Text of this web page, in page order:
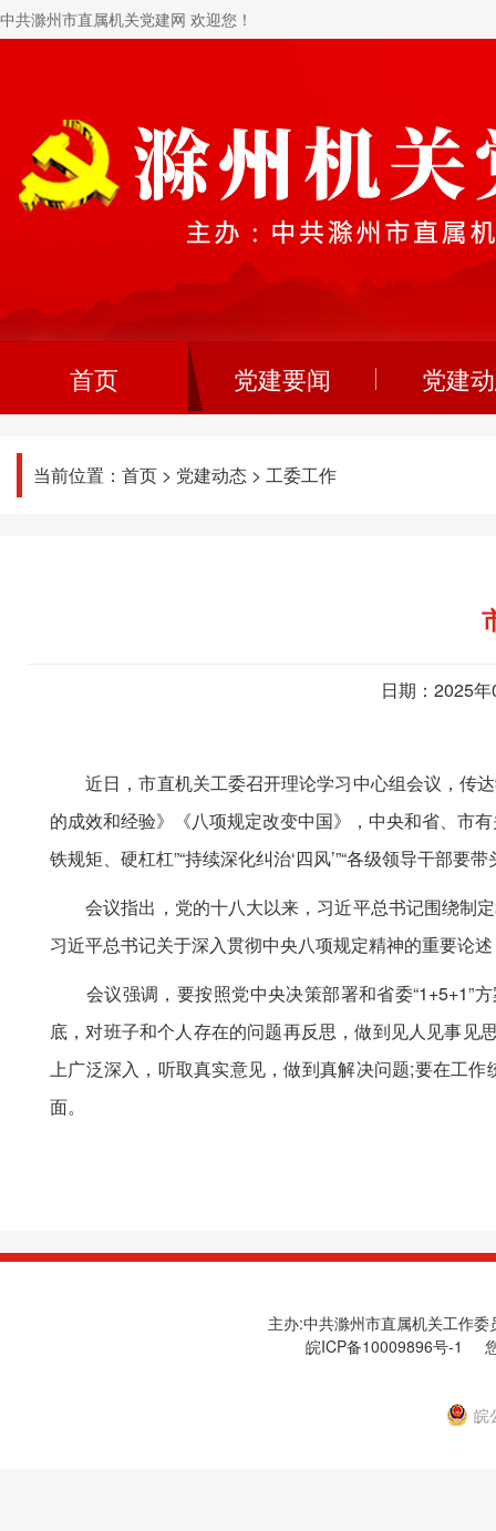
中共滁州市直属机关党建网 欢迎您！
首页 党建要闻 党建
当前位置： 首页 > 党建动态 > 工委工作
日期：2025
近日，市直机关工委召开理论学习中心组会议，传达
的成效和经验》《八项规定改变中国》，中央和省、市
铁规矩、硬杠杠”“持续深化纠治‘四风’”“各级领导干部
会议指出，党的十八大以来，习近平总书记围绕制定
习近平总书记关于深入贯彻中央八项规定精神的重要论
会议强调，要按照党中央决策部署和省委“1+5+1”
底，对班子和个人存在的问题再反思，做到见人见事见
上广泛深入，听取真实意见，做到真解决问题;要在工
面。
主办:中共滁州市直属机关工作
皖ICP备10009896号-1
您
皖